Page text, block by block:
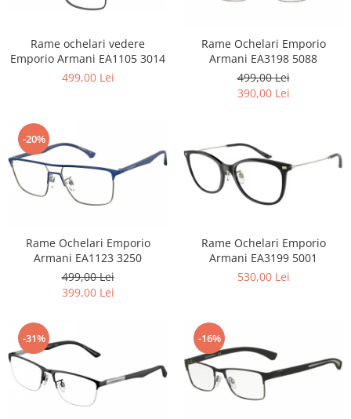
Ocean
Porsche Design
Puma
Ray Ban
Romeo Careye
Stepper Titan
Swarovski
TOUS
Versace
Vogue
Rame ochelari vedere
Emporio Armani EA1105 3014
499,00 Lei
Rame Ochelari Emporio
Armani EA3198 5088
499,00 Lei
390,00 Lei
-20%
Rame Ochelari Emporio
Armani EA1123 3250
499,00 Lei
399,00 Lei
Rame Ochelari Emporio
Armani EA3199 5001
530,00 Lei
-31% -16%